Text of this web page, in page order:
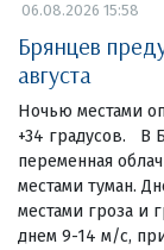
06.08.2026 15:58
Брянцев
августа
Ночью местами
+34 градусов. В
переменная
местами туман.
местами гроза и
днем 9-14 м/с,